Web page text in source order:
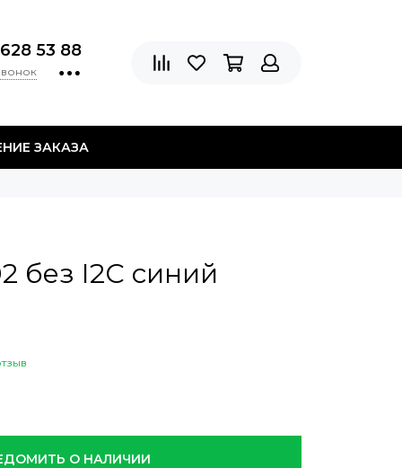
53 88
ЗАКАЗА
без I2C синий
О НАЛИЧИИ